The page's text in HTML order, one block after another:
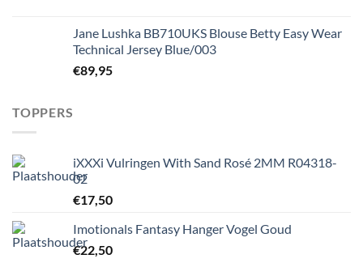
Jane Lushka BB710UKS Blouse Betty Easy Wear
Technical Jersey Blue/003
€89,95
TOPPERS
iXXXi Vulringen With Sand Rosé 2MM R04318-
02
€17,50
Imotionals Fantasy Hanger Vogel Goud
€22,50